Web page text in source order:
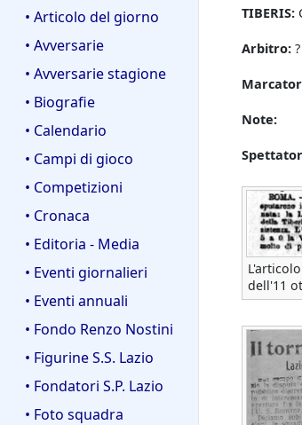
• Articolo del giorno
• Avversarie
• Avversarie stagione
• Biografie
• Calendario
• Campi di gioco
• Competizioni
• Cronaca
• Editoria - Media
• Eventi giornalieri
• Eventi annuali
• Fondo Renzo Nostini
• Figurine S.S. Lazio
• Fondatori S.P. Lazio
• Foto squadra
TIBERIS:
Arbitro: ?
Note:
dell'11